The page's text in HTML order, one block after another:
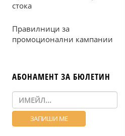
стока
Правилници за
промоционални кампании
АБОНАМЕНТ ЗА БЮЛЕТИН